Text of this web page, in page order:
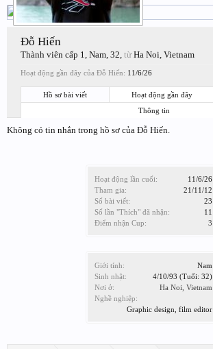
Hoạt động lần cuối:
11/6/26
Tham gia:
21/11/12
Số bài viết:
23
Số lần "Thích" đã nhận:
11
Điểm nhận Cup:
3
Giới tính:
Nam
Sinh nhật:
4/10/93 (Tuổi: 32)
Nơi ở:
Ha Noi, Vietnam
Nghề nghiệp:
Graphic design, film editor
Đỗ Hiến
Thành viên cấp 1, Nam, 32, từ Ha Noi, Vietnam
Hoạt động gần đây của Đỗ Hiến: 11/6/26
Hồ sơ bài viết Hoạt động gần đây
Thông tin
Không có tin nhắn trong hồ sơ của Đỗ Hiến.